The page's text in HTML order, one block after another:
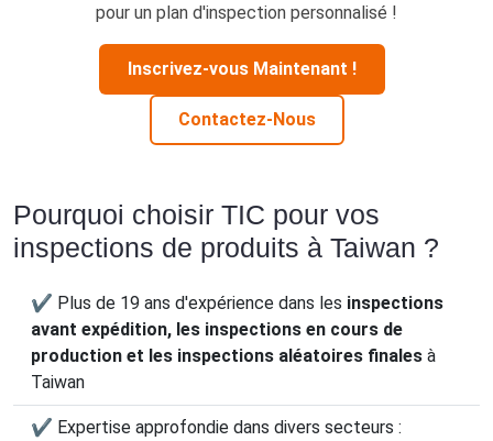
pour un plan d'inspection personnalisé !
Inscrivez-vous Maintenant !
Contactez-Nous
Pourquoi choisir TIC pour vos
inspections de produits à Taiwan ?
✔ Plus de 19 ans d'expérience dans les inspections
avant expédition, les inspections en cours de
production et les inspections aléatoires finales à
Taiwan
✔ Expertise approfondie dans divers secteurs :